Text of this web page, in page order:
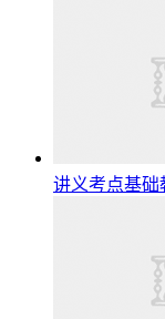
讲义考点基础